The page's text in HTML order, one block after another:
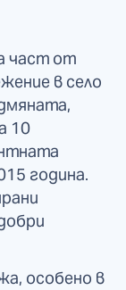
част от
в село
10
година.
особено в